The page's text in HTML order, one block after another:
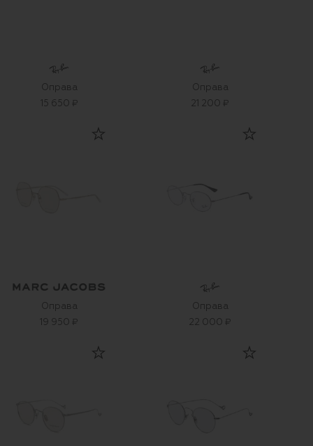
Оправа
15 650 ₽
Оправа
21 200 ₽
Оправа
19 950 ₽
Оправа
22 000 ₽